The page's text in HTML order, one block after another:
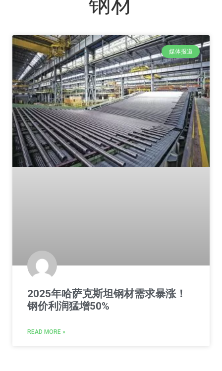
媒体报道
2025年哈萨克斯坦钢材需求暴涨！
钢价利润猛增50%
READ MORE »